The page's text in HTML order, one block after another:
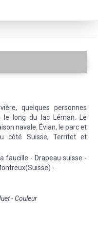
quelques personnes
le long du lac Léman. Le
navale. Évian, le parc et
côté Suisse, Territet et
faucille - Drapeau suisse -
-
- Couleur